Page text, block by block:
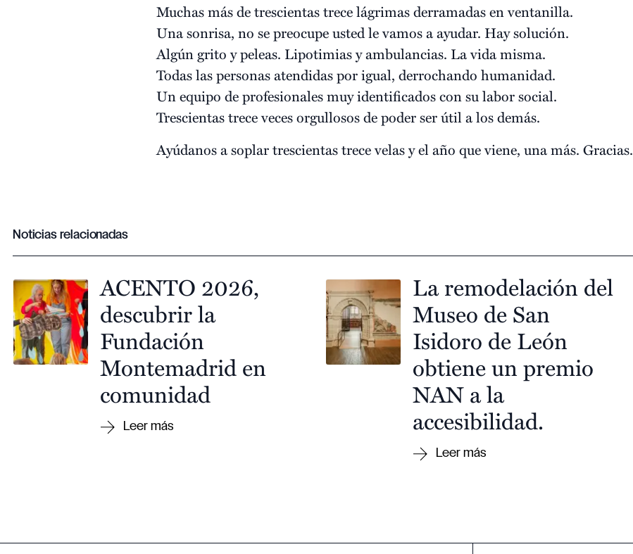
Muchas más de trescientas trece lágrimas derramadas en ventanilla.
Una sonrisa, no se preocupe usted le vamos a ayudar. Hay solución.
Algún grito y peleas. Lipotimias y ambulancias. La vida misma.
Todas las personas atendidas por igual, derrochando humanidad.
Un equipo de profesionales muy identificados con su labor social.
Trescientas trece veces orgullosos de poder ser útil a los demás.
Ayúdanos a soplar trescientas trece velas y el año que viene, una más. Gracias.
Noticias relacionadas
ACENTO 2026,
descubrir la
Fundación
Montemadrid en
comunidad
La remodelación del
Museo de San
Isidoro de León
obtiene un premio
NAN a la
accesibilidad.